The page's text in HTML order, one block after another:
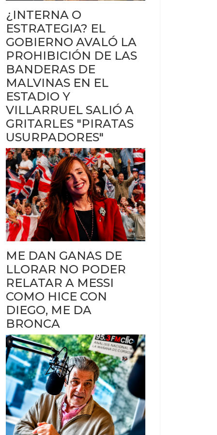
¿INTERNA O
ESTRATEGIA? EL
GOBIERNO AVALÓ LA
PROHIBICIÓN DE LAS
BANDERAS DE
MALVINAS EN EL
ESTADIO Y
VILLARRUEL SALIÓ A
GRITARLES "PIRATAS
USURPADORES"
ME DAN GANAS DE
LLORAR NO PODER
RELATAR A MESSI
COMO HICE CON
DIEGO, ME DA
BRONCA